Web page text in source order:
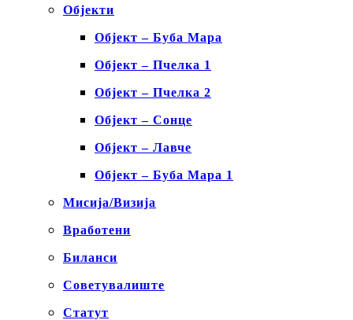
Објекти
Објект – Буба Мара
Објект – Пчелка 1
Објект – Пчелка 2
Објект – Сонце
Објект – Лавче
Објект – Буба Мара 1
Мисија/Визија
Вработени
Биланси
Советувалиште
Статут